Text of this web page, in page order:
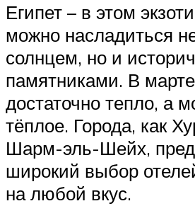
Египет – в этом
можно насладиться
солнцем, но и
памятниками. В
достаточно тепло, а
тёплое. Города, как
Шарм-эль-Шейх,
широкий выбор
на любой вкус.